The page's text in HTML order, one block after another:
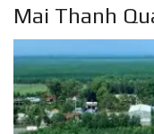
Mai Thanh